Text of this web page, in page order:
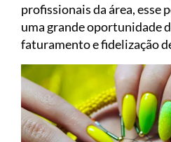
profissionais da área, esse
uma grande oportunidade
faturamento e fidelização